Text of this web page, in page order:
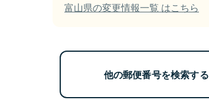
富山県の変更情報一覧 はこちら
他の郵便番号を検索する